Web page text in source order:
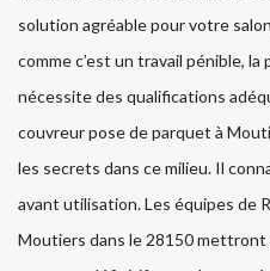
solution agréable pour votre
comme c’est un travail pénible,
nécessite des qualifications
couvreur pose de parquet à
les secrets dans ce milieu. Il
avant utilisation. Les équipes de
Moutiers dans le 28150 mettront